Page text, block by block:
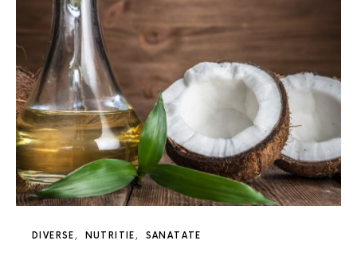
DIVERSE NUTRITIE SANATATE